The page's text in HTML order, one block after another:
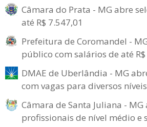
Câmara do Prata - MG abre
até R$ 7.547,01
Prefeitura de Coromandel -
público com salários de até
DMAE de Uberlândia - MG
com vagas para diversos
Câmara de Santa Juliana -
profissionais de nível médio e